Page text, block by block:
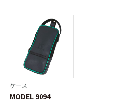
ケース
MODEL 9094